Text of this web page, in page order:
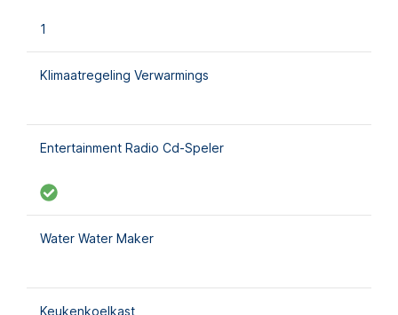
1
Klimaatregeling Verwarmings
Entertainment Radio Cd-Speler
Water Water Maker
Keukenkoelkast